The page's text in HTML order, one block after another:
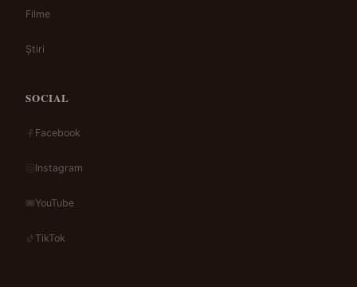
Filme
Știri
SOCIAL
Facebook
Instagram
YouTube
TikTok